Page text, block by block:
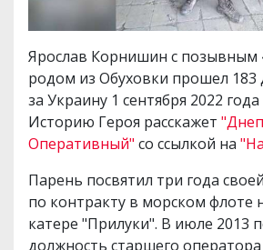
Ярослав Корнишин с позывным
родом из Обуховки прошел 183
за Украину 1 сентября 2022
Историю Героя расскажет
Оперативный" со ссылкой на
Парень посвятил три года
по контракту в морском флоте
катере "Прилуки". В июле 2013
должность старшего